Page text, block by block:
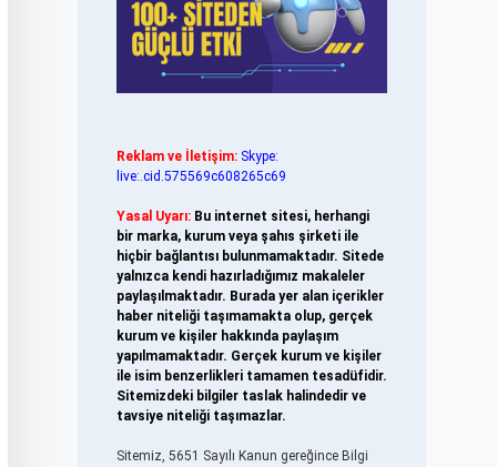
Reklam ve İletişim: Skype:
live:.cid.575569c608265c69
Yasal Uyarı: Bu internet sitesi, herhangi
bir marka, kurum veya şahıs şirketi ile
hiçbir bağlantısı bulunmamaktadır. Sitede
yalnızca kendi hazırladığımız makaleler
paylaşılmaktadır. Burada yer alan içerikler
haber niteliği taşımamakta olup, gerçek
kurum ve kişiler hakkında paylaşım
yapılmamaktadır. Gerçek kurum ve kişiler
ile isim benzerlikleri tamamen tesadüfidir.
Sitemizdeki bilgiler taslak halindedir ve
tavsiye niteliği taşımazlar.
Sitemiz, 5651 Sayılı Kanun gereğince Bilgi